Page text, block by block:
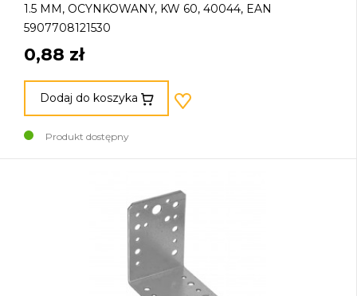
1.5 MM, OCYNKOWANY, KW 60, 40044, EAN
5907708121530
0,88 zł
Dodaj do koszyka
Produkt dostępny